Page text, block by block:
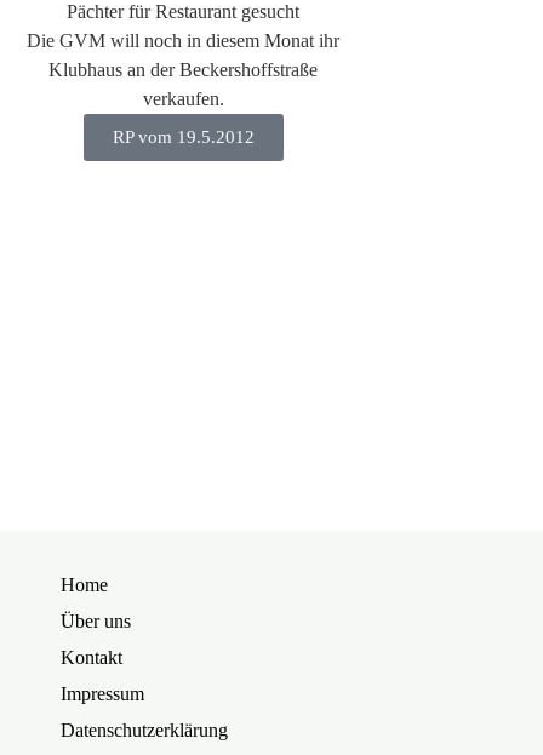
Pächter für Restaurant gesucht
Die GVM will noch in diesem Monat ihr
Klubhaus an der Beckershoffstraße
verkaufen.
RP vom 19.5.2012
Home
Über uns
Kontakt
Impressum
Datenschutzerklärung